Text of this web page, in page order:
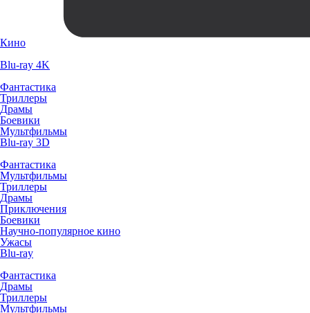
Кино
Blu-ray 4K
Фантастика
Триллеры
Драмы
Боевики
Мультфильмы
Blu-ray 3D
Фантастика
Мультфильмы
Триллеры
Драмы
Приключения
Боевики
Научно-популярное кино
Ужасы
Blu-ray
Фантастика
Драмы
Триллеры
Мультфильмы